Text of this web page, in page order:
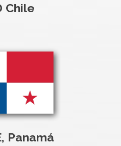
Chile
Panamá